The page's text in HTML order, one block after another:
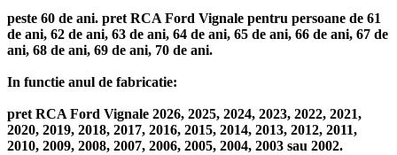
peste 60 de ani. pret RCA Ford Vignale pentru persoane de 61
de ani, 62 de ani, 63 de ani, 64 de ani, 65 de ani, 66 de ani, 67 de
ani, 68 de ani, 69 de ani, 70 de ani.
In functie anul de fabricatie:
pret RCA Ford Vignale 2026, 2025, 2024, 2023, 2022, 2021,
2020, 2019, 2018, 2017, 2016, 2015, 2014, 2013, 2012, 2011,
2010, 2009, 2008, 2007, 2006, 2005, 2004, 2003 sau 2002.